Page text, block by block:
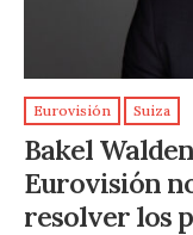
Eurovisión Suiza
Bakel
Eurovisión
resolver los